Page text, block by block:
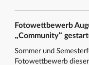
Fotowettbewerb
„Community“
Sommer und
Fotowettbewerb